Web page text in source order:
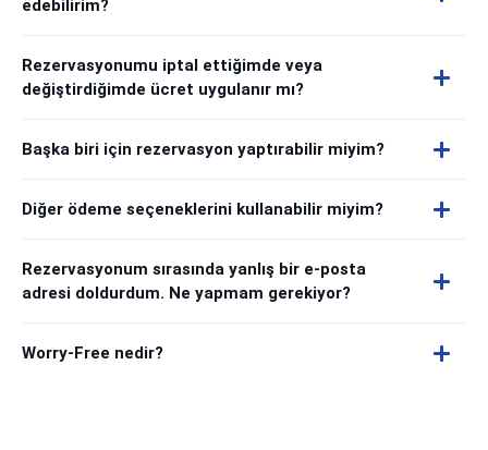
edebilirim?
Rezervasyonumu iptal ettiğimde veya
değiştirdiğimde ücret uygulanır mı?
Başka biri için rezervasyon yaptırabilir miyim?
Diğer ödeme seçeneklerini kullanabilir miyim?
Rezervasyonum sırasında yanlış bir e-posta
adresi doldurdum. Ne yapmam gerekiyor?
Worry-Free nedir?